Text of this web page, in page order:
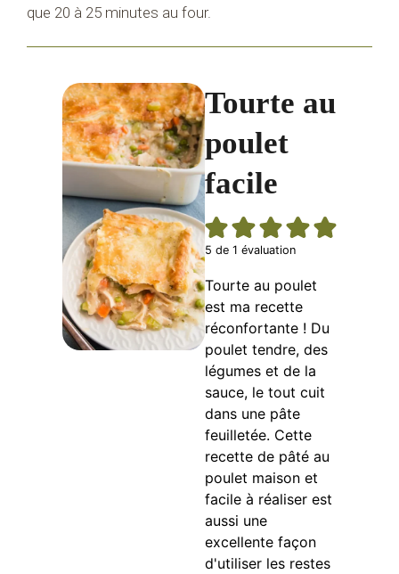
que 20 à 25 minutes au four.
Tourte au
poulet
facile
5 de 1 évaluation
Tourte au poulet
est ma recette
réconfortante ! Du
poulet tendre, des
légumes et de la
sauce, le tout cuit
dans une pâte
feuilletée. Cette
recette de pâté au
poulet maison et
facile à réaliser est
aussi une
excellente façon
d'utiliser les restes